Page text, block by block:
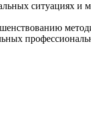
ситуациях